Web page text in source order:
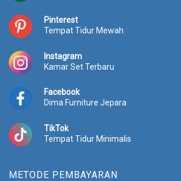
Pinterest
Tempat Tidur Mewah
Instagram
Kamar Set Terbaru
Facebook
Dima Furniture Jepara
TikTok
Tempat Tidur Minimalis
METODE PEMBAYARAN